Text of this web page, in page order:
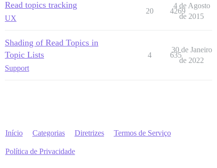
Read topics tracking
UX
20 4269
4 de Agosto
de 2015
Shading of Read Topics in
Topic Lists
Support
4 635
30 de Janeiro
de 2022
Início Categorias Diretrizes Termos de Serviço
Política de Privacidade